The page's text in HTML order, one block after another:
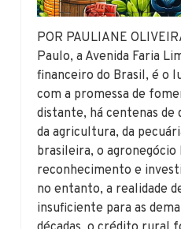
POR PAULIANE
Paulo, a Avenida Faria
financeiro do Brasil, é o
com a promessa de
distante, há centenas de
da agricultura, da
brasileira, o agronegócio
reconhecimento e
no entanto, a realidade
insuficiente para as